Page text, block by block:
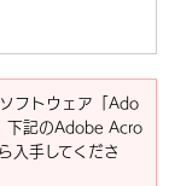
フトウェア「Ado
下記のAdobe Acro
入手してくださ